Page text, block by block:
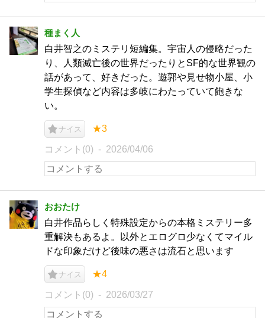
種まく人
白井智之のミステリ短編集。宇宙人の侵略だった
り、人類滅亡後の世界だったりとSF的な世界観の
話があって、好きだった。遊郭や見せ物小屋、小
学生探偵など内容は多岐にわたっていて飽きな
い。
ナイス ★3
コメント(0) 2026/04/06
おおたけ
白井作品らしく特殊設定からの本格ミステリー多
重解決もあるよ。以外とエログロ少なくてマイル
ドな印象だけど後味の悪さは流石と思います
ナイス ★4
コメント(0) 2026/03/27